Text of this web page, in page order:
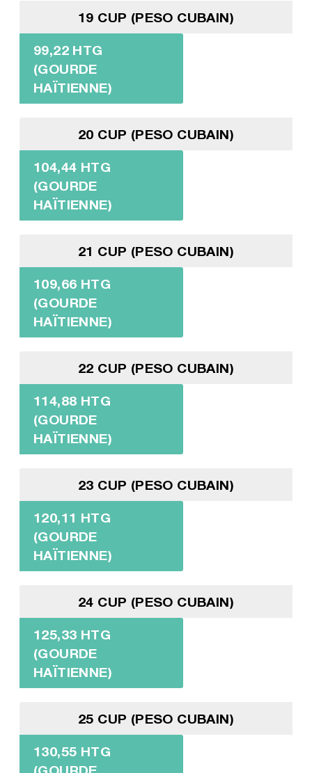
19 CUP (PESO CUBAIN)
99,22 HTG
(GOURDE
HAÏTIENNE)
20 CUP (PESO CUBAIN)
104,44 HTG
(GOURDE
HAÏTIENNE)
21 CUP (PESO CUBAIN)
109,66 HTG
(GOURDE
HAÏTIENNE)
22 CUP (PESO CUBAIN)
114,88 HTG
(GOURDE
HAÏTIENNE)
23 CUP (PESO CUBAIN)
120,11 HTG
(GOURDE
HAÏTIENNE)
24 CUP (PESO CUBAIN)
125,33 HTG
(GOURDE
HAÏTIENNE)
25 CUP (PESO CUBAIN)
130,55 HTG